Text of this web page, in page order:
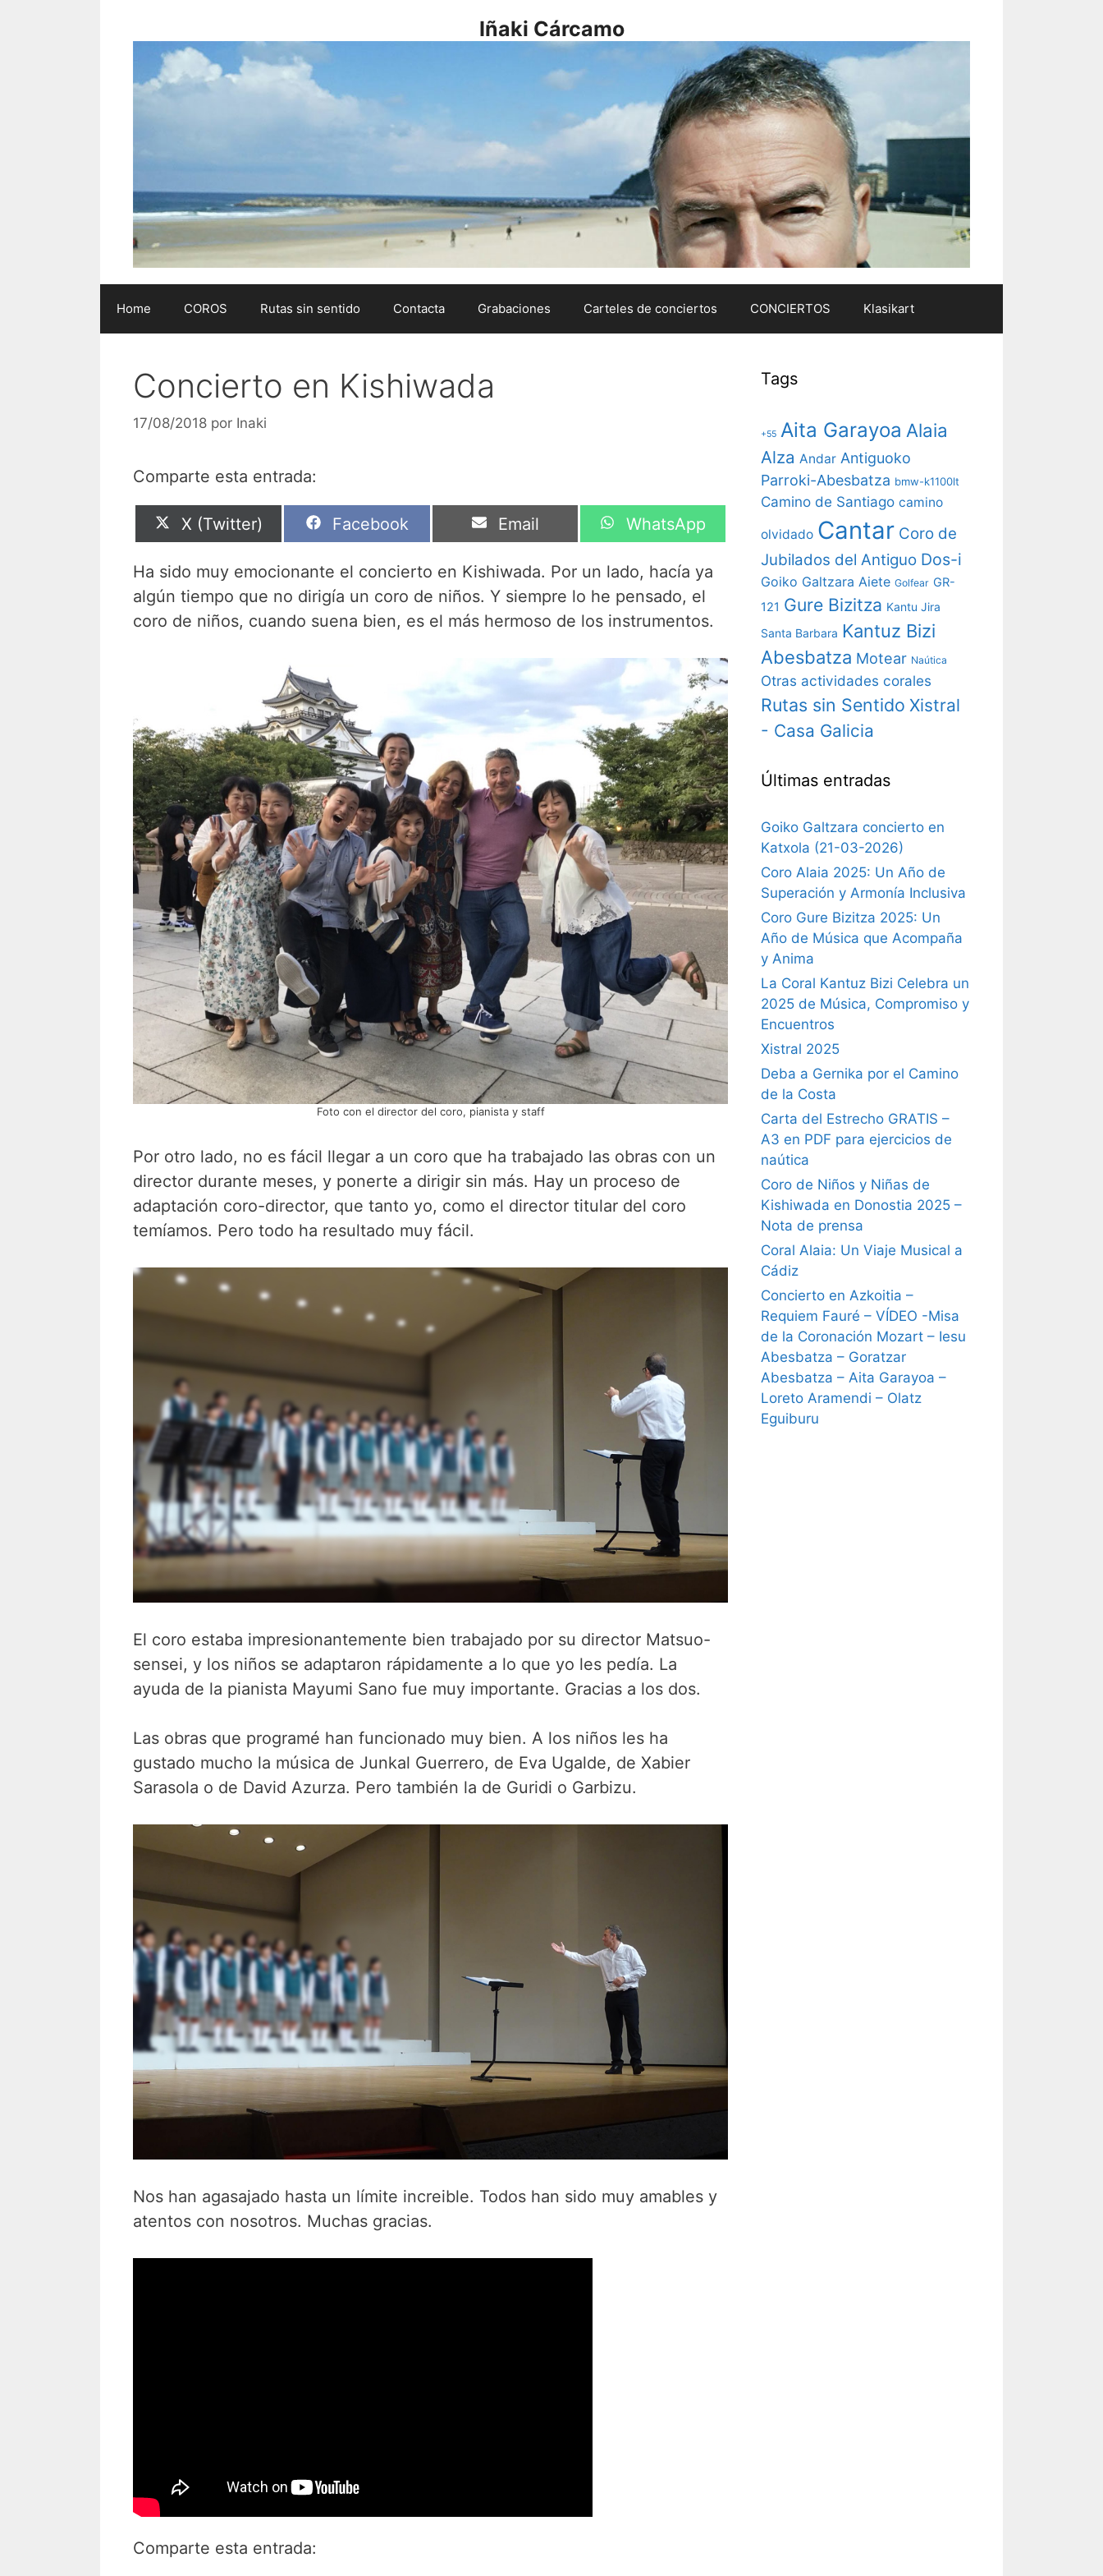
Iñaki Cárcamo
Home COROS Rutas sin sentido Contacta Grabaciones Carteles de conciertos CONCIERTOS Klasikart
Concierto en Kishiwada
17/08/2018 por Inaki
Comparte esta entrada:
Compartir
en
X (Twitter)
Compartir
en
Facebook
Compartir
en
Email
Compartir
en
WhatsApp
Ha sido muy emocionante el concierto en Kishiwada. Por un lado, hacía ya
algún tiempo que no dirigía un coro de niños. Y siempre lo he pensado, el
coro de niños, cuando suena bien, es el más hermoso de los instrumentos.
Foto con el director del coro, pianista y staff
Por otro lado, no es fácil llegar a un coro que ha trabajado las obras con un
director durante meses, y ponerte a dirigir sin más. Hay un proceso de
adaptación coro-director, que tanto yo, como el director titular del coro
temíamos. Pero todo ha resultado muy fácil.
El coro estaba impresionantemente bien trabajado por su director Matsuo-
sensei, y los niños se adaptaron rápidamente a lo que yo les pedía. La
ayuda de la pianista Mayumi Sano fue muy importante. Gracias a los dos.
Las obras que programé han funcionado muy bien. A los niños les ha
gustado mucho la música de Junkal Guerrero, de Eva Ugalde, de Xabier
Sarasola o de David Azurza. Pero también la de Guridi o Garbizu.
Nos han agasajado hasta un límite increible. Todos han sido muy amables y
atentos con nosotros. Muchas gracias.
Comparte esta entrada:
Tags
+55 Aita Garayoa Alaia
Alza Andar Antiguoko
Parroki-Abesbatza bmw-k1100lt
Camino de Santiago camino
olvidado Cantar Coro de
Jubilados del Antiguo Dos-i
Goiko Galtzara Aiete Golfear GR-
121 Gure Bizitza Kantu Jira
Santa Barbara Kantuz Bizi
Abesbatza Motear Naútica
Otras actividades corales
Rutas sin Sentido Xistral
- Casa Galicia
Últimas entradas
Goiko Galtzara concierto en
Katxola (21-03-2026)
Coro Alaia 2025: Un Año de
Superación y Armonía Inclusiva
Coro Gure Bizitza 2025: Un
Año de Música que Acompaña
y Anima
La Coral Kantuz Bizi Celebra un
2025 de Música, Compromiso y
Encuentros
Xistral 2025
Deba a Gernika por el Camino
de la Costa
Carta del Estrecho GRATIS –
A3 en PDF para ejercicios de
naútica
Coro de Niños y Niñas de
Kishiwada en Donostia 2025 –
Nota de prensa
Coral Alaia: Un Viaje Musical a
Cádiz
Concierto en Azkoitia –
Requiem Fauré – VÍDEO -Misa
de la Coronación Mozart – Iesu
Abesbatza – Goratzar
Abesbatza – Aita Garayoa –
Loreto Aramendi – Olatz
Eguiburu